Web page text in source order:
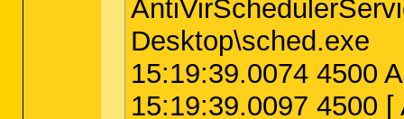
Desktop\sched.exe
15:19:39.0074 4500
15:19:39.0097 4500